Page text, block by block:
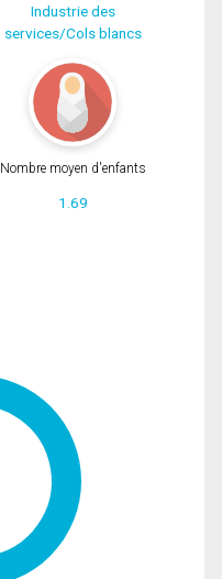
Industrie des
services/Cols blancs
Nombre moyen d'enfants
1.69